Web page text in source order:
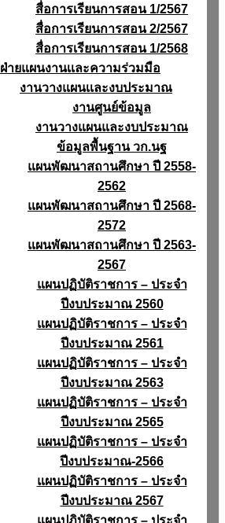
สื่อการเรียนการสอน 1/2567
สื่อการเรียนการสอน 2/2567
สื่อการเรียนการสอน 1/2568
ฝ่ายแผนงานเเละความร่วมมือ
งานวางแผนเเละงบประมาณ
งานศูนย์ข้อมูล
งานวางแผนและงบประมาณ
ข้อมูลพื้นฐาน วก.นฐ
แผนพัฒนาสถานศึกษา ปี 2558-
2562
แผนพัฒนาสถานศึกษา ปี 2568-
2572
แผนพัฒนาสถานศึกษา ปี 2563-
2567
แผนปฏิบัติราชการ – ประจำ
ปีงบประมาณ 2560
แผนปฏิบัติราชการ – ประจำ
ปีงบประมาณ 2561
แผนปฏิบัติราชการ – ประจำ
ปีงบประมาณ 2563
แผนปฏิบัติราชการ – ประจำ
ปีงบประมาณ 2565
แผนปฏิบัติราชการ – ประจำ
ปีงบประมาณ-2566
แผนปฏิบัติราชการ – ประจำ
ปีงบประมาณ 2567
แผนปฏิบัติราชการ – ประจำ